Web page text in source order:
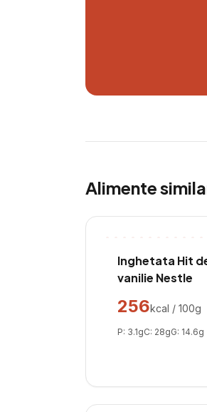
Alimente
Inghetata Hit
vanilie Nestle
256kcal / 100g
P: 3.1gC: 28gG: 14.6g